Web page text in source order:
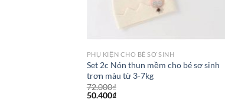
PHỤ KIỆN CHO BÉ SƠ SINH
Set 2c Nón thun mềm cho bé sơ sinh
trơn màu từ 3-7kg
72.000₫
50.400₫